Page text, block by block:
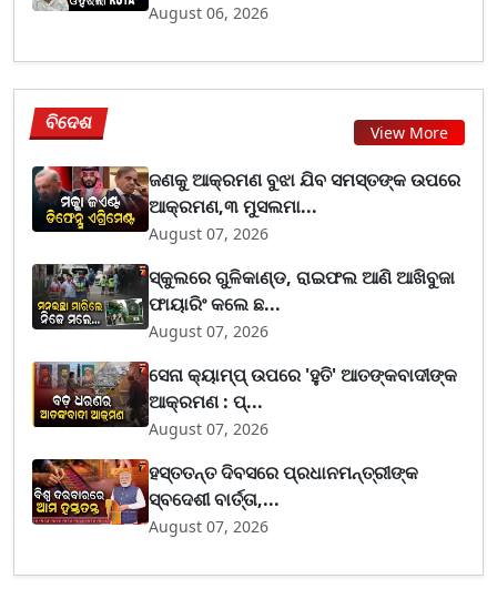
August 06, 2026
ବିଦେଶ View More
ଜଣକୁ ଆକ୍ରମଣ ବୁଝା ଯିବ ସମସ୍ତଙ୍କ ଉପରେ
ଆକ୍ରମଣ,୩ ମୁସଲମା...
August 07, 2026
ସ୍କୁଲରେ ଗୁଳିକାଣ୍ଡ, ରାଇଫଲ ଆଣି ଆଖିବୁଜା
ଫାୟାରିଂ କଲେ ଛ...
August 07, 2026
ସେନା କ୍ୟାମ୍ପ୍ ଉପରେ 'ହୁତି' ଆତଙ୍କବାଦୀଙ୍କ
ଆକ୍ରମଣ : ପ୍...
August 07, 2026
ହସ୍ତତନ୍ତ ଦିବସରେ ପ୍ରଧାନମନ୍ତ୍ରୀଙ୍କ
ସ୍ବଦେଶୀ ବାର୍ତ୍ତା,...
August 07, 2026